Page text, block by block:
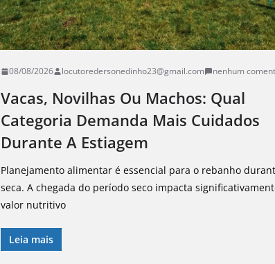
08/08/2026 locutoredersonedinho23@gmail.com nenhum
Vacas, Novilhas Ou Machos: Qual
Categoria Demanda Mais Cuidados
Durante A Estiagem
Planejamento alimentar é essencial para o rebanho
seca. A chegada do período seco impacta
valor nutritivo
Leia mais